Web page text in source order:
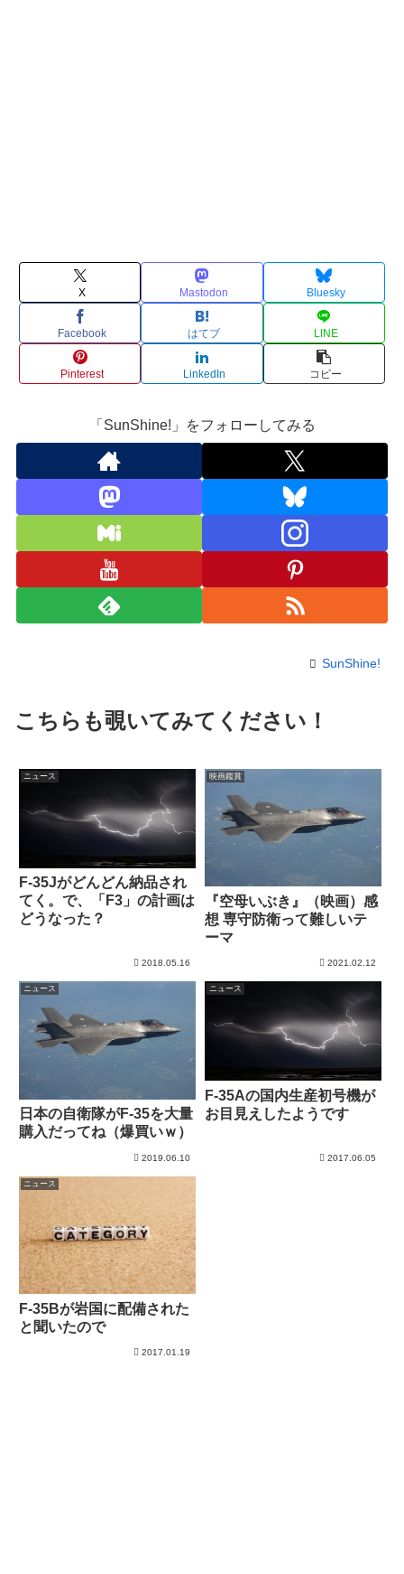
X Mastodon Bluesky
Facebook はてブ LINE
Pinterest LinkedIn コピー
「SunShine!」をフォローしてみる
SunShine!
こちらも覗いてみてください！
ニュース
F-35Jがどんどん納品され
てく。で、「F3」の計画は
どうなった？
2018.05.16
映画鑑賞
『空母いぶき』（映画）感
想 専守防衛って難しいテ
ーマ
2021.02.12
ニュース
日本の自衛隊がF-35を大量
購入だってね（爆買いｗ）
2019.06.10
ニュース
F-35Aの国内生産初号機が
お目見えしたようです
2017.06.05
ニュース
F-35Bが岩国に配備された
と聞いたので
2017.01.19